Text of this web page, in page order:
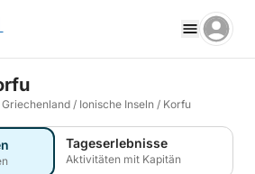
Griechenland / Ionische Inseln / Korfu
Tageserlebnisse
Aktivitäten mit Kapitän